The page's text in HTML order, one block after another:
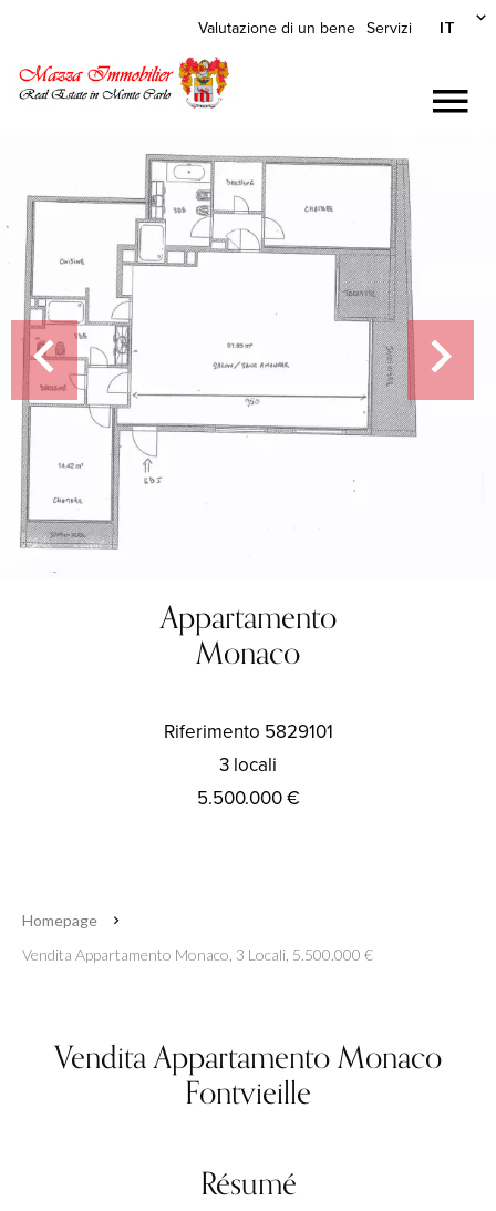
Valutazione di un bene Servizi IT
Appartamento
Monaco
Riferimento 5829101
3 locali
5.500.000 €
Homepage
Vendita Appartamento Monaco, 3 Locali, 5.500.000 €
Vendita Appartamento Monaco
Fontvieille
Résumé